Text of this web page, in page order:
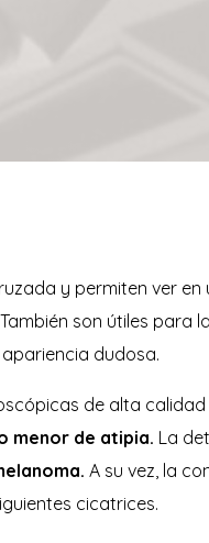
y permiten ver
También son útiles para la
dudosa.
de alta
menor de atipia. La
A su vez, la
cicatrices.